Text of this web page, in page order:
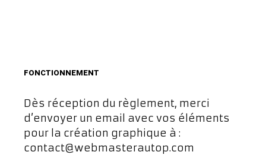
FONCTIONNEMENT
Dès réception du règlement, merci
d’envoyer un email avec vos éléments
pour la création graphique à :
contact@webmasterautop.com